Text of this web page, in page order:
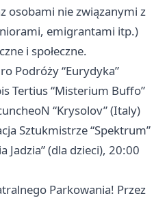
osobami nie związanymi z
emigrantami itp.)
i społeczne.
Podróży “Eurydyka”
Tertius “Misterium Buffo”
“Krysolov” (Italy)
Sztukmistrze “Spektrum”
Jadzia” (dla dzieci), 20:00
Parkowania! Przez